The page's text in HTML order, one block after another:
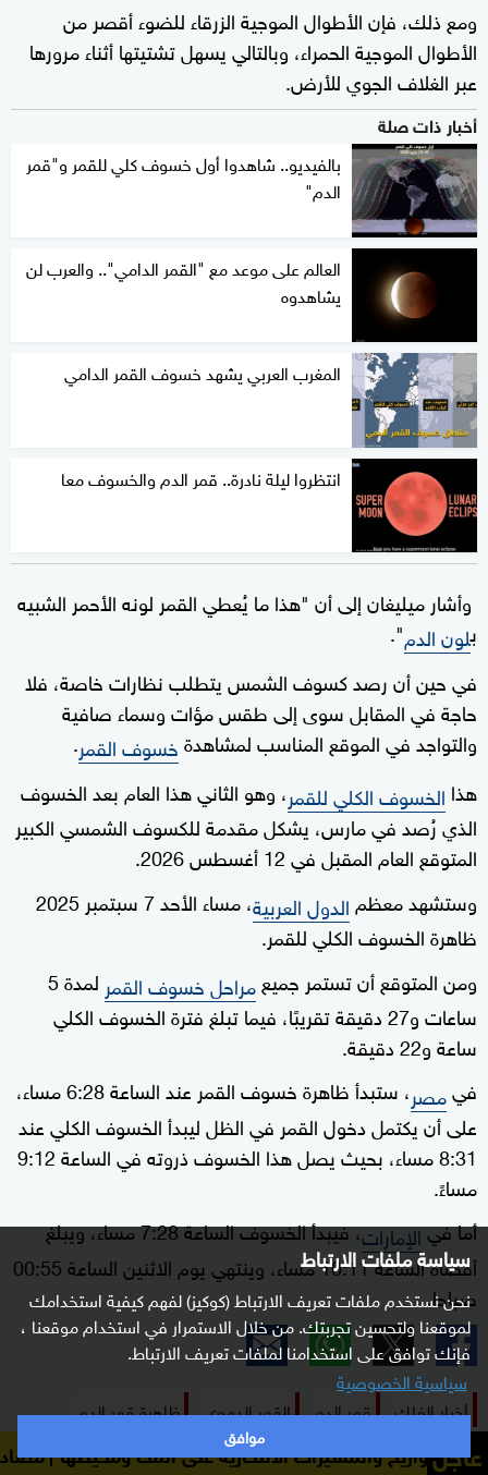
سياسة ملفات الارتباط
نحن نستخدم ملفات تعريف الارتباط (كوكيز) لفهم كيفية استخدامك
لموقعنا ولتحسين تجربتك. من خلال الاستمرار في استخدام موقعنا ،
فإنك توافق على استخدامنا لملفات تعريف الارتباط.
سياسية الخصوصية
موافق
ومع ذلك، فإن الأطوال الموجية الزرقاء للضوء أقصر من
الأطوال الموجية الحمراء، وبالتالي يسهل تشتيتها أثناء مرورها
عبر الغلاف الجوي للأرض.
أخبار ذات صلة
بالفيديو.. شاهدوا أول خسوف كلي للقمر و"قمر
الدم"
العالم على موعد مع "القمر الدامي".. والعرب لن
يشاهدوه
المغرب العربي يشهد خسوف القمر الدامي
انتظروا ليلة نادرة.. قمر الدم والخسوف معا
وأشار ميليغان إلى أن "هذا ما يُعطي القمر لونه الأحمر الشبيه
بلون الدم".
في حين أن رصد كسوف الشمس يتطلب نظارات خاصة، فلا
حاجة في المقابل سوى إلى طقس مؤات وسماء صافية
والتواجد في الموقع المناسب لمشاهدةخسوف القمر.
هذا الخسوف الكلي للقمر، وهو الثاني هذا العام بعد الخسوف
الذي رُصد في مارس، يشكل مقدمة للكسوف الشمسي الكبير
المتوقع العام المقبل في 12 أغسطس 2026.
وستشهد معظم الدول العربية
، مساء الأحد 7 سبتمبر 2025
ظاهرة الخسوف الكلي للقمر.
ومن المتوقع أن تستمر جميعمراحل خسوف القمر
لمدة 5
ساعات و27 دقيقة تقريبًا، فيما تبلغ فترة الخسوف الكلي
ساعة و22 دقيقة.
فيمصر
، ستبدأ ظاهرة خسوف القمر عند الساعة 6:28 مساء،
على أن يكتمل دخول القمر في الظل ليبدأ الخسوف الكلي عند
8:31 مساء، بحيث يصل هذا الخسوف ذروته في الساعة 9:12
مساءً.
أما فيالإمارات
، فيبدأ الخسوف الساعة 7:28 مساء، ويبلغ
أقصاه الساعة 10:11 مساء، وينتهي يوم الاثنين الساعة 00:55
صباحا.
أخبار الفلك قمر الدم القمر الدموي
ظاهرة قمر الدم
الدول العربية
ظاهرة فلكية الخسوف الكلي خسوف القمر عاجل الانتحارية على المخا ومحيطها مصادر يمنية